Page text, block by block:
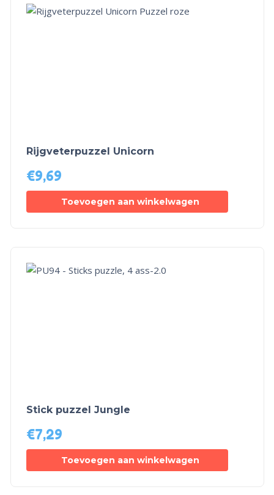
Rijgveterpuzzel Unicorn
€9,69
Toevoegen aan winkelwagen
Stick puzzel Jungle
€7,29
Toevoegen aan winkelwagen